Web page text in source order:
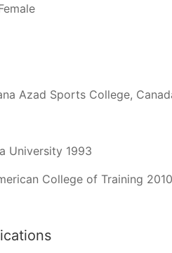
Azad Sports College,
University 1993
College of Training 2010